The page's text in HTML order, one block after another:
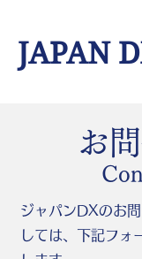
JAPAN
お
ジャパンDXのお
しては、下記フォ